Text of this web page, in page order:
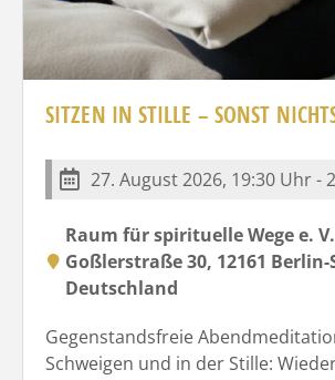
SITZEN IN STILLE – SONST
27. August 2026, 19:30 Uhr -
Raum für spirituelle Wege e.
Goßlerstraße 30, 12161 Berlin-
Deutschland
Gegenstandsfreie
Schweigen und in der Stille: